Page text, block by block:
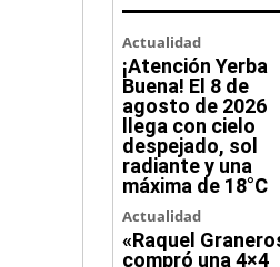
Actualidad
¡Atención Yerba
Buena! El 8 de
agosto de 2026
llega con cielo
despejado, sol
radiante y una
máxima de 18°C
Actualidad
«Raquel
compró una 4×4